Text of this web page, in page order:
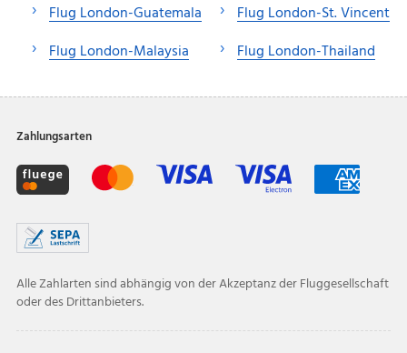
Flug London-Guatemala
Flug London-Malaysia
Flug London-St. Vincent
Flug London-Thailand